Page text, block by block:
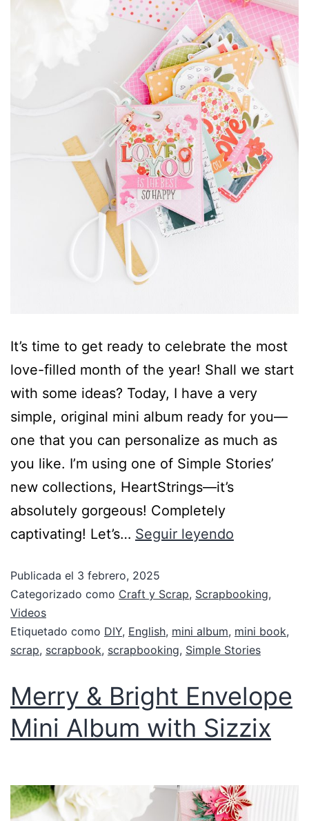
It’s time to get ready to celebrate the most
love-filled month of the year! Shall we start
with some ideas? Today, I have a very
simple, original mini album ready for you—
one that you can personalize as much as
you like. I’m using one of Simple Stories’
new collections, HeartStrings—it’s
absolutely gorgeous! Completely
captivating! Let’s… Seguir leyendo
Publicada el 3 febrero, 2025
Categorizado como Craft y Scrap, Scrapbooking,
Videos
Etiquetado como DIY, English, mini album, mini book,
scrap, scrapbook, scrapbooking, Simple Stories
Merry & Bright Envelope
Mini Album with Sizzix